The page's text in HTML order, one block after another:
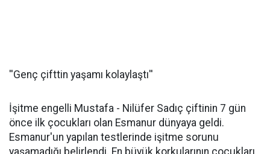
''Genç çifttin yaşamı kolaylaştı''
İşitme engelli Mustafa - Nilüfer Sadıç çiftinin 7 gün
önce ilk çocukları olan Esmanur dünyaya geldi.
Esmanur'un yapılan testlerinde işitme sorunu
yaşamadığı belirlendi. En büyük korkularının çocukları